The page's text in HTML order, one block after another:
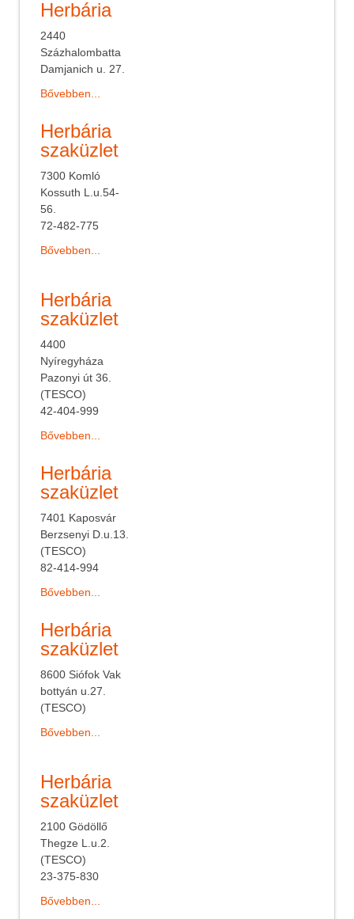
Herbária
2440
Százhalombatta
Damjanich u. 27.
Bővebben...
Herbária
szaküzlet
7300 Komló
Kossuth L.u.54-
56.
72-482-775
Bővebben...
Herbária
szaküzlet
4400
Nyíregyháza
Pazonyi út 36.
(TESCO)
42-404-999
Bővebben...
Herbária
szaküzlet
7401 Kaposvár
Berzsenyi D.u.13.
(TESCO)
82-414-994
Bővebben...
Herbária
szaküzlet
8600 Siófok Vak
bottyán u.27.
(TESCO)
Bővebben...
Herbária
szaküzlet
2100 Gödöllő
Thegze L.u.2.
(TESCO)
23-375-830
Bővebben...